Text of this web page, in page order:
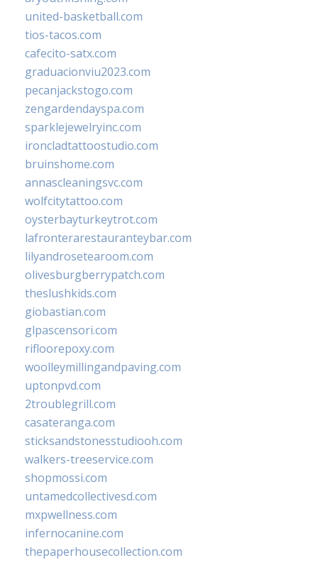
united-basketball.com
tios-tacos.com
cafecito-satx.com
graduacionviu2023.com
pecanjackstogo.com
zengardendayspa.com
sparklejewelryinc.com
ironcladtattoostudio.com
bruinshome.com
annascleaningsvc.com
wolfcitytattoo.com
oysterbayturkeytrot.com
lafronterarestauranteybar.com
lilyandrosetearoom.com
olivesburgberrypatch.com
theslushkids.com
giobastian.com
glpascensori.com
rifloorepoxy.com
woolleymillingandpaving.com
uptonpvd.com
2troublegrill.com
casateranga.com
sticksandstonesstudiooh.com
walkers-treeservice.com
shopmossi.com
untamedcollectivesd.com
mxpwellness.com
infernocanine.com
thepaperhousecollection.com